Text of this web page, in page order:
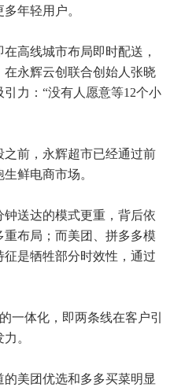
年轻用户。
高线城市布局即时配送，
永辉云创联合创始人张晓
力：“没有人愿意等12个小
前，永辉超市已经通过前
鲜电商市场。
钟送达的模式更重，背后依
布局；而美团、拼多多模
是牺牲部分时效性，通过
一体化，即两条线在客户引
。
美团优选和多多买菜明显